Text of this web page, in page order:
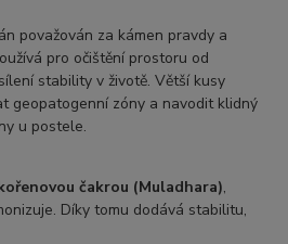
považován za kámen pravdy a
pro očištění prostoru od
stability v životě. Větší kusy
geopatogenní zóny a navodit klidný
u postele.
čakrou (Muladhara),
Díky tomu dodává stabilitu,